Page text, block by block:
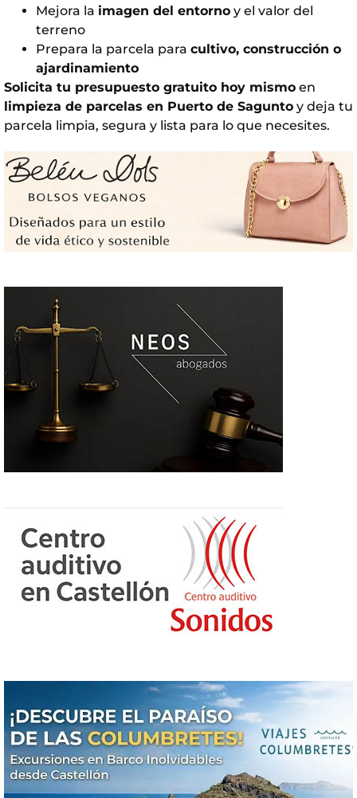
Mejora la imagen del entorno y el valor del
terreno
Prepara la parcela para cultivo, construcción o
ajardinamiento
Solicita tu presupuesto gratuito hoy mismo en
limpieza de parcelas en Puerto de Sagunto y deja tu
parcela limpia, segura y lista para lo que necesites.